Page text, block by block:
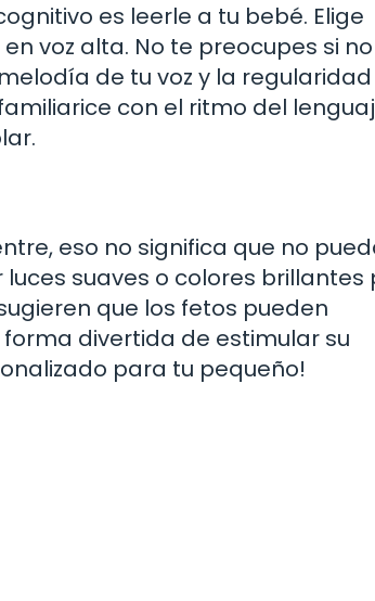
es leerle a tu bebé. Elige
voz alta. No te preocupes si no
de tu voz y la
con el ritmo del
eso no significa que no
suaves o colores brillantes
que los fetos pueden
divertida de estimular su
para tu pequeño!